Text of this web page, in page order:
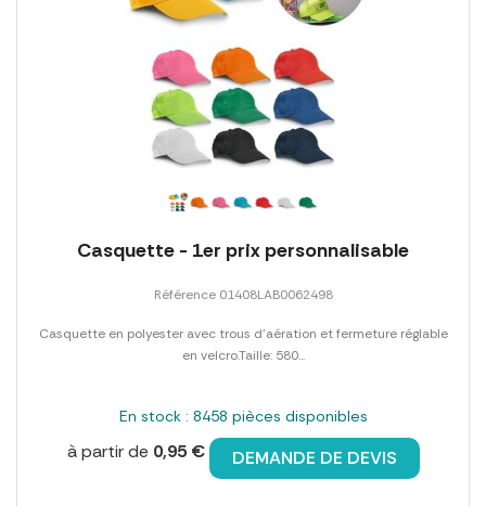
Casquette - 1er prix personnalisable
Référence 01408LAB0062498
Casquette en polyester avec trous d'aération et fermeture réglable
en velcro.Taille: 580...
En stock : 8458 pièces disponibles
à partir de 0,95 € DEMANDE DE DEVIS